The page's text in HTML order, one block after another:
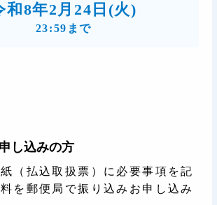
和8年2月24日(火)
23:59まで
し込みの方
（払込取扱票）に必要事項を記
を郵便局で振り込みお申し込み